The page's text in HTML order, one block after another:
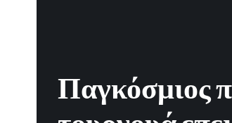
Παγκόσμιος